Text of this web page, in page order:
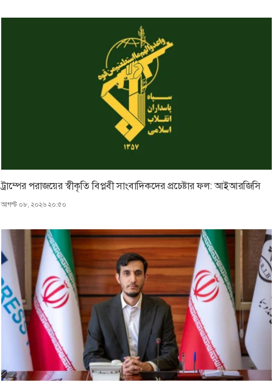
ট্রাম্পের পরাজয়ের স্বীকৃতি বিপ্লবী সাংবাদিকদের প্রচেষ্টার ফল: আইআরজিসি
আগস্ট ০৮, ২০২৬ ২০:৫০